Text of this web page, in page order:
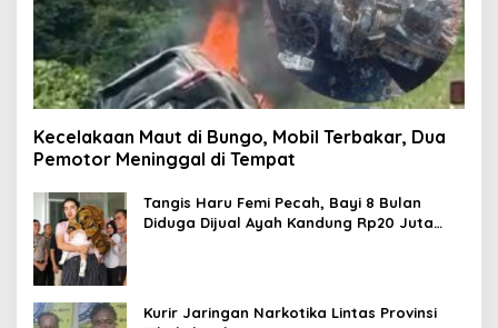
Kecelakaan Maut di Bungo, Mobil Terbakar, Dua
Pemotor Meninggal di Tempat
Tangis Haru Femi Pecah, Bayi 8 Bulan
Diduga Dijual Ayah Kandung Rp20 Juta
Kurir Jaringan Narkotika Lintas Provinsi